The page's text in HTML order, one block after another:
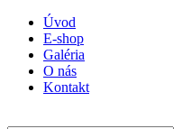
Úvod
E-shop
Galéria
O nás
Kontakt